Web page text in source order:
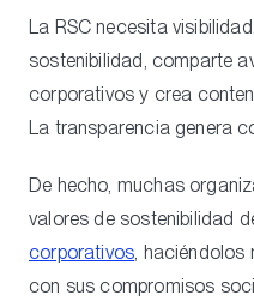
La RSC necesita
sostenibilidad, comparte
corporativos y crea
La transparencia genera
De hecho, muchas
valores de sostenibilidad
corporativos ,
con sus compromisos